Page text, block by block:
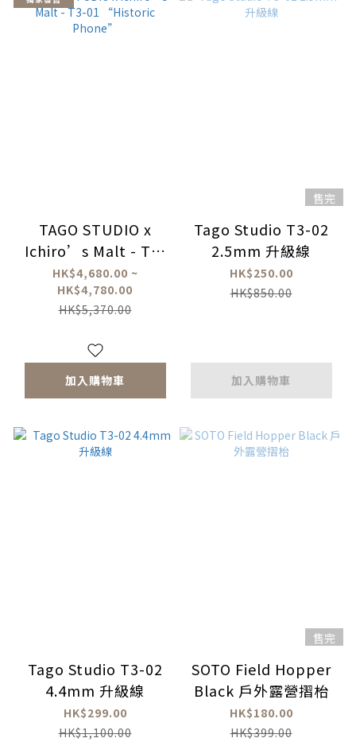
TAGO STUDIO x
Ichiro’s Malt - T3-
01 “Historic
Phone”
HK$4,680.00 ~
HK$4,780.00
HK$5,370.00
加入購物車
售完
Tago Studio T3-02
2.5mm 升級線
HK$250.00
HK$850.00
加入購物車
Tago Studio T3-02
4.4mm 升級線
HK$299.00
HK$1,100.00
售完
SOTO Field Hopper
Black 戶外露營摺枱
HK$180.00
HK$399.00